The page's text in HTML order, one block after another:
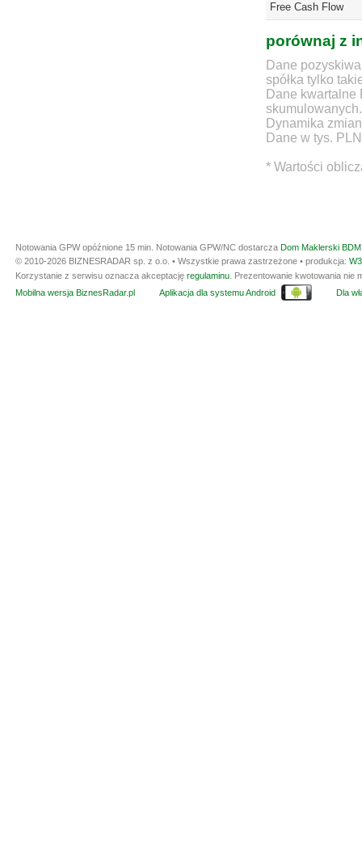
Free Cash Flow
porównaj z
Dane
spółka tylko
Dane
skumulowanych.
Dynamika
Dane w tys. PLN
* Wartości
Notowania GPW opóźnione 15 min. Notowania GPW/NC dostarcza Dom Maklerski
© 2010-2026 BIZNESRADAR sp. z o.o. • Wszystkie prawa zastrzeżone • produkcja:
Korzystanie z serwisu oznacza akceptację regulaminu . Prezentowanie kwotowania
Mobilna wersja BiznesRadar.pl
Aplikacja dla systemu Android Dla